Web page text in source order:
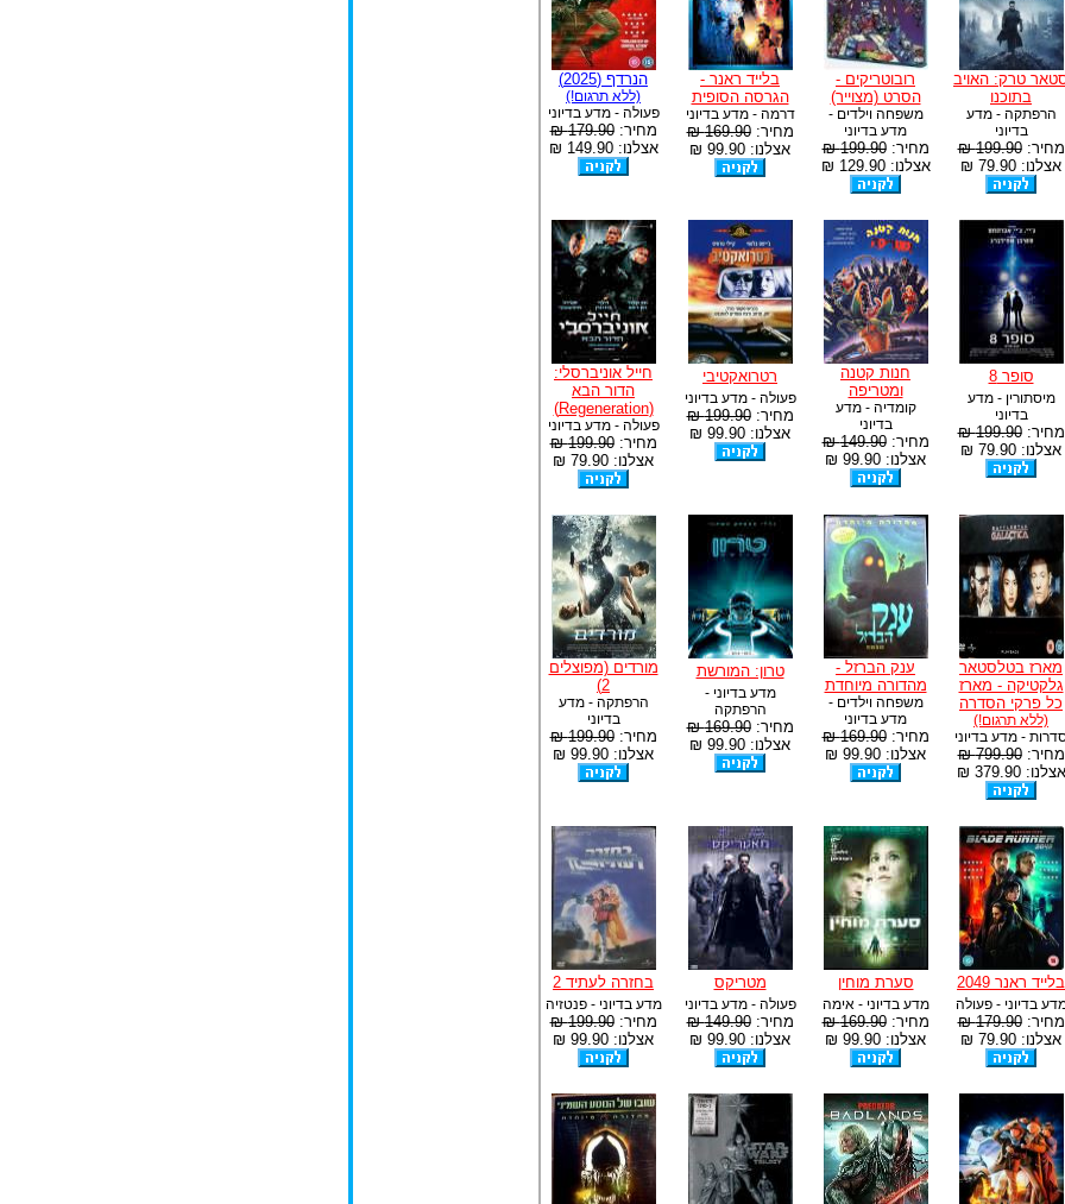
טרק: האויב
בתוכנו
הרפתקה - מדע
בדיוני
מחיר:199.90 ₪
אצלנו: 79.90 ₪
רובוטריקים -
הסרט (מצוייר)
משפחה וילדים -
מדע בדיוני
מחיר:199.90 ₪
אצלנו: 129.90 ₪
בלייד ראנר -
הגרסה הסופית
דרמה - מדע בדיוני
מחיר:169.90 ₪
אצלנו: 99.90 ₪
הנרדף (2025)
(ללא תרגום!)
פעולה - מדע בדיוני
מחיר:179.90 ₪
אצלנו: 149.90 ₪
סופר 8
מיסתורין - מדע
בדיוני
מחיר:199.90 ₪
אצלנו: 79.90 ₪
חנות קטנה
ומטריפה
קומדיה - מדע
בדיוני
מחיר:149.90 ₪
אצלנו: 99.90 ₪
רטרואקטיבי
פעולה - מדע בדיוני
מחיר:199.90 ₪
אצלנו: 99.90 ₪
חייל אוניברסלי:
הדור הבא
(Regeneration)
פעולה - מדע בדיוני
מחיר:199.90 ₪
אצלנו: 79.90 ₪
מארז בטלסטאר
גלקטיקה - מארז
כל פרקי הסדרה
(ללא תרגום!)
- מדע בדיוני
מחיר:799.90 ₪
אצלנו: 379.90 ₪
ענק הברזל -
מהדורה מיוחדת
משפחה וילדים -
מדע בדיוני
מחיר:169.90 ₪
אצלנו: 99.90 ₪
טרון: המורשת
מדע בדיוני -
הרפתקה
מחיר:169.90 ₪
אצלנו: 99.90 ₪
מורדים (מפוצלים
2)
הרפתקה - מדע
בדיוני
מחיר:199.90 ₪
אצלנו: 99.90 ₪
בלייד ראנר 2049
בדיוני - פעולה
מחיר:179.90 ₪
אצלנו: 79.90 ₪
סערת מוחין
מדע בדיוני - אימה
מחיר:169.90 ₪
אצלנו: 99.90 ₪
מטריקס
פעולה - מדע בדיוני
מחיר:149.90 ₪
אצלנו: 99.90 ₪
בחזרה לעתיד 2
מדע בדיוני - פנטזיה
מחיר:199.90 ₪
אצלנו: 99.90 ₪